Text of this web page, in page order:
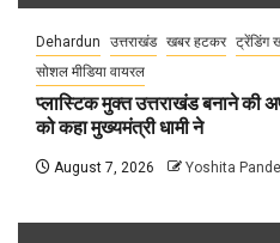
Dehardun उत्तराखंड खबर हटकर ट्रेंडिंग
सोशल मीडिया वायरल
प्लास्टिक मुक्त उत्तराखंड बनाने की
को कहा मुख्यमंत्री धामी ने
August 7, 2026 Yoshita